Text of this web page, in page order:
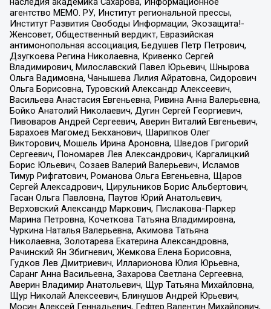
агентство МЕМО. РУ, Институт региональной прессы,
Институт Развития Свободы Информации, Экозащита!-
Женсовет, Общественный вердикт, Евразийская
антимонопольная ассоциация, Бедушев Петр Петрович,
Дзугкоева Регина Николаевна, Кривенко Сергей
Владимирович, Милославский Павел Юрьевич, Шнырова
Ольга Вадимовна, Чанышева Лилия Айратовна, Сидорович
Ольга Борисовна, Туровский Александр Алексеевич,
Васильева Анастасия Евгеньевна, Ривина Анна Валерьевна,
Бойко Анатолий Николаевич, Дугин Сергей Георгиевич,
Пивоваров Андрей Сергеевич, Аверин Виталий Евгеньевич,
Барахоев Магомед Бекханович, Шарипков Олег
Викторович, Мошель Ирина Ароновна, Шведов Григорий
Сергеевич, Пономарев Лев Александрович, Каргалицкий
Борис Юльевич, Созаев Валерий Валерьевич, Исламов
Тимур Рифгатович, Романова Ольга Евгеньевна, Щаров
Сергей Алексадрович, Цирульников Борис Альбертович,
Гасан Ольга Павловна, Паутов Юрий Анатольевич,
Верховский Александр Маркович, Пислакова-Паркер
Марина Петровна, Кочеткова Татьяна Владимировна,
Чуркина Наталья Валерьевна, Акимова Татьяна
Николаевна, Золотарева Екатерина Александровна,
Рачинский Ян Збигневич, Жемкова Елена Борисовна,
Гудков Лев Дмитриевич, Илларионова Юлия Юрьевна,
Саранг Анна Васильевна, Захарова Светлана Сергеевна,
Аверин Владимир Анатольевич, Щур Татьяна Михайловна,
Щур Николай Алексеевич, Блинушов Андрей Юрьевич,
Мосин Алексей Геннадьевич, Гефтер Валентин Михайлович,